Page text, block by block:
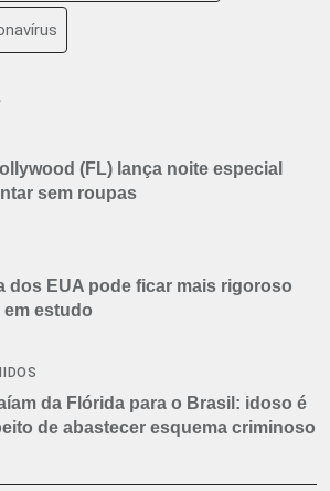
(FL) lança noite especial
sem roupas
dos EUA pode ficar mais rigoroso
estudo
da Flórida para o Brasil: idoso é
de abastecer esquema criminoso